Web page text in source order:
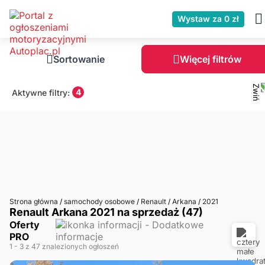
Wystaw za 0 zł
Sortowanie Więcej filtrów
Aktywne filtry: 4
Strona główna / samochody osobowe / Renault / Arkana / 2021
Renault Arkana 2021 na sprzedaż (47)
Oferty
PRO
1 - 3 z 47 znalezionych ogłoszeń